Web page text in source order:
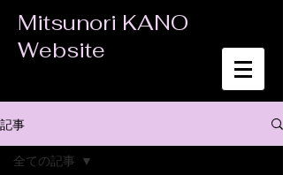
Mitsunori KANO
Website
記事
全ての記事